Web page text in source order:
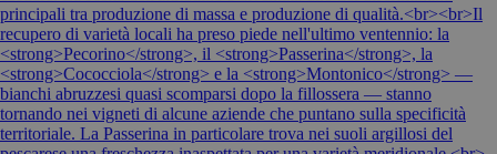
principali tra produzione di massa e produzione di qualità.<br><br>Il
recupero di varietà locali ha preso piede nell'ultimo ventennio: la
<strong>Pecorino</strong>, il <strong>Passerina</strong>, la
<strong>Cococciola</strong> e la <strong>Montonico</strong> —
bianchi abruzzesi quasi scomparsi dopo la fillossera — stanno
tornando nei vigneti di alcune aziende che puntano sulla specificità
territoriale. La Passerina in particolare trova nei suoli argillosi del